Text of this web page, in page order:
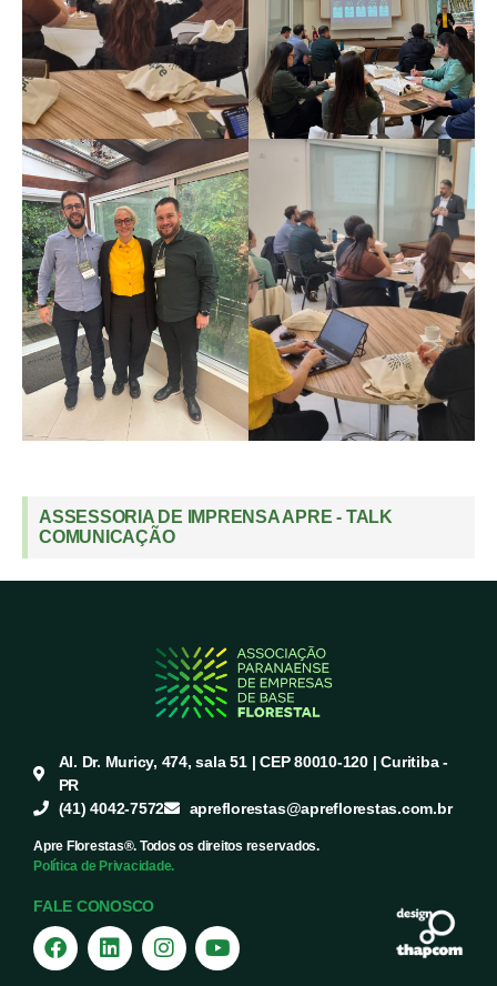
ASSESSORIA DE IMPRENSA APRE - TALK
COMUNICAÇÃO
Al. Dr. Muricy, 474, sala 51 | CEP 80010-120 | Curitiba -
PR
(41) 4042-7572
apreflorestas@apreflorestas.com.br
Apre Florestas®. Todos os direitos reservados.
Política de Privacidade.
FALE CONOSCO